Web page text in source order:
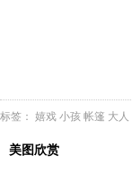
标签： 嬉戏 小孩 帐篷 大人
美图欣赏